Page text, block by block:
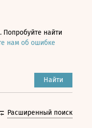
найти
нам об ошибке
Найти
Расширенный поиск